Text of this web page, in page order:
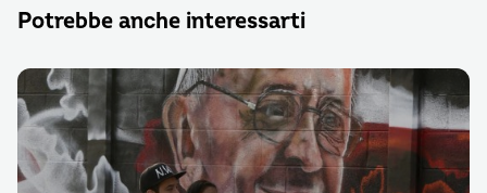
Potrebbe anche interessarti